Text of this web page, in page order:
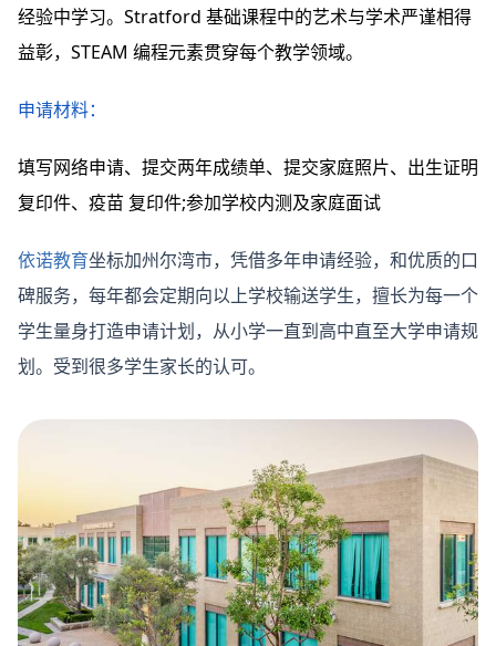
经验中学习。Stratford 基础课程中的艺术与学术严谨相得
益彰，STEAM 编程元素贯穿每个教学领域。
申请材料：
填写网络申请、提交两年成绩单、提交家庭照片、出生证明
复印件、疫苗 复印件;参加学校内测及家庭面试
依诺教育坐标加州尔湾市，凭借多年申请经验，和优质的口
碑服务，每年都会定期向以上学校输送学生，擅长为每一个
学生量身打造申请计划，从小学一直到高中直至大学申请规
划。受到很多学生家长的认可。